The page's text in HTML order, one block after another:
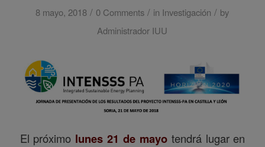
8 mayo, 2018 / 0 Comments / in Investigación / by
Administrador IUU
El próximo lunes 21 de mayotendrá lugar en